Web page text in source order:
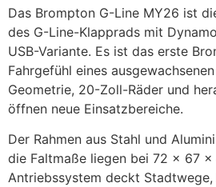
Das Brompton G-Line MY26 ist
des G-Line-Klapprads mit
USB-Variante. Es ist das erste
Fahrgefühl eines
Geometrie, 20-Zoll-Räder und
öffnen neue Einsatzbereiche.
Der Rahmen aus Stahl und
die Faltmaße liegen bei 72 x 67 x
Antriebssystem deckt